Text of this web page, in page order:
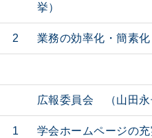
挙）
2 業務の効率化・簡素化
広報委員会 （山田永
1
学会ホームページの